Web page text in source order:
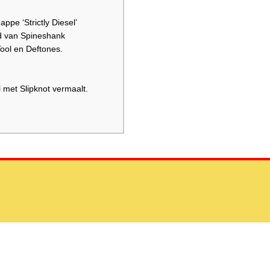
‘Strictly Diesel’
van Spineshank
en Deftones.
Slipknot vermaalt.